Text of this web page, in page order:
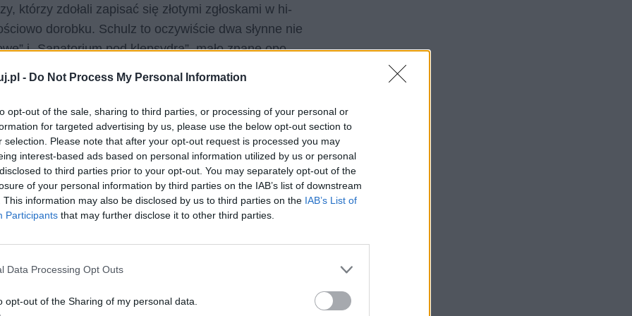
- Do Not Process My Personal Information
opt-out of the sale, sharing to third parties, or processing of your personal or
for targeted advertising by us, please use the below opt-out section to
selection. Please note that after your opt-out request is processed you may
interest-based ads based on personal information utilized by us or personal
to third parties prior to your opt-out. You may separately opt-out of the
of your personal information by third parties on the IAB’s list of downstream
This information may also be disclosed by us to third parties on the IAB’s List of
Participants that may further disclose it to other third parties.
Data Processing Opt Outs
opt-out of the Sharing of my personal data.
któ­rzy zdo­ła­li za­pi­sać się zło­ty­mi zgło­ska­mi w hi­
do­rob­ku. Schulz to oczy­wi­ście dwa słyn­ne nie
i „Sa­na­to­rium pod klep­sy­drą”, mało zna­ne opo­
li­te­rac­ko-fi­lo­zo­ficz­nych, i to wszyst­ko.
prze­waż­nie ogra­ni­cza­ją się do ta­kich sfer jego
pew­ne po­wi­no­wac­two z Fran­zem Kaf­ką. Co cie­ka­we,
Schul­za. Dla twór­cy „Skle­pów cy­na­mo­no­
To­masz Mann oraz Ra­iner Ma­ria Ril­ke. Po­do­bień­
od rze­czy­wi­stej i głę­bo­kiej in­spi­ra­cji in­te­lek­tu­al­nej,
do pew­ne­go stop­nia zwod­ni­czym. Schulz nie
nie była dla nie­go tak istot­na, jak cho­ciaż­by dla
w spo­sób bez­po­śred­ni cha­rak­te­ry­zo­wał cel oraz
za­ty­tu­ło­wa­nym „Mi­ty­za­cja rze­czy­wi­sto­ści”. Świat